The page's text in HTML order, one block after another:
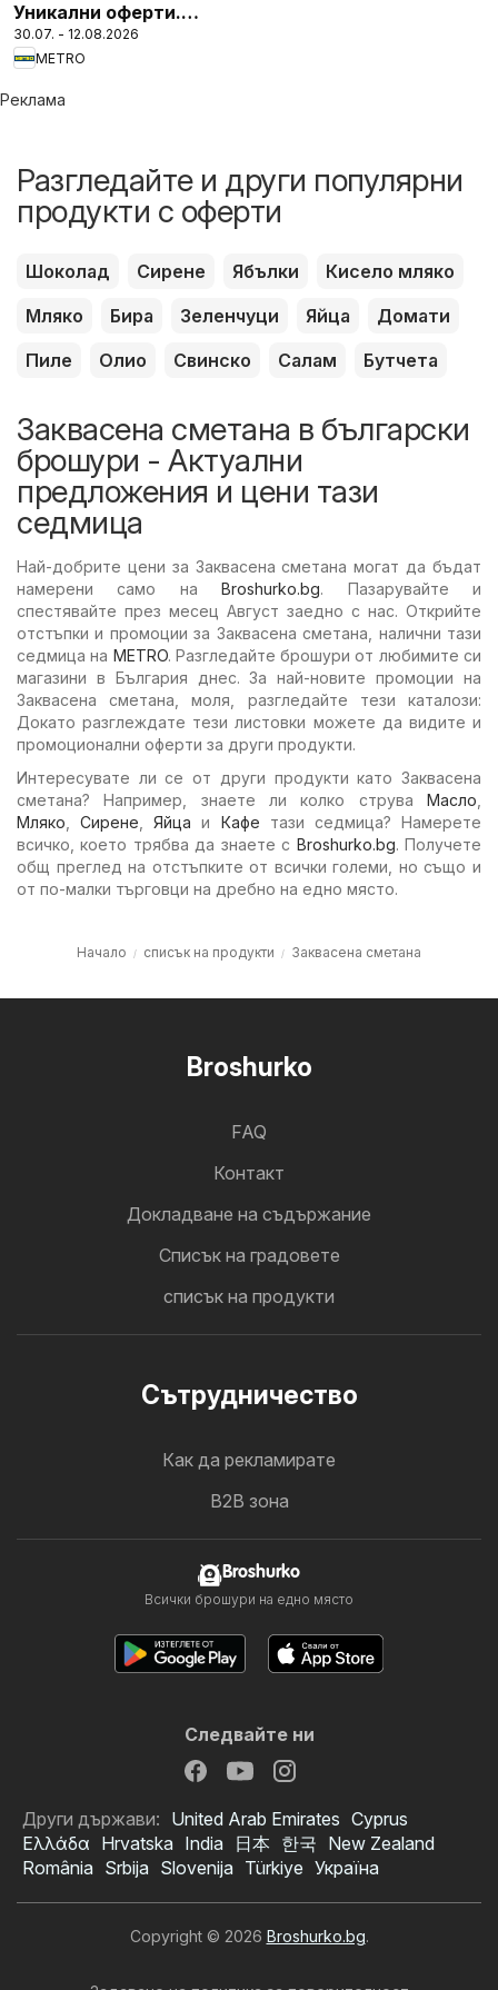
Уникални оферти.
Финални бройки
30.07. - 12.08.2026
METRO
Реклама
Разгледайте и други популярни
продукти с оферти
Шоколад Сирене Ябълки
Кисело мляко
Мляко
Бира Зеленчуци Яйца
Домати
Пиле
Олио Свинско Салам Бутчета
Заквасена сметана в български
брошури - Актуални
предложения и цени тази
седмица
Най-добрите цени за Заквасена сметана могат да бъдат
намерени само наBroshurko.bg. Пазарувайте и
спестявайте през месец Август заедно с нас. Открийте
отстъпки и промоции за Заквасена сметана, налични тази
седмица на METRO. Разгледайте брошури от любимите си
магазини в България днес. За най-новите промоции на
Заквасена сметана, моля, разгледайте тези каталози:
Докато разглеждате тези листовки можете да видите и
промоционални оферти за други продукти.
Интересувате ли се от други продукти като Заквасена
сметана? Например, знаете ли колко струва Масло
Мляко ,Сирене ,Яйца и Кафе тази седмица? Намерете
всичко, което трябва да знаете с Broshurko.bg. Получете
общ преглед на отстъпките от всички големи, но също и
от по-малки търговци на дребно на едно място.
Начало списък на продукти Заквасена сметана
Broshurko
FAQ
Контакт
Докладване на съдържание
Cписък на градовете
списък на продукти
Cътрудничество
Как да рекламирате
B2B зона
Broshurko
Всички брошури на едно място
Следвайте ни
Други държави: United Arab Emirates Cyprus
Ελλάδα Hrvatska India 日本 한국 New Zealand
România Srbija Slovenija Türkiye Україна
Copyright © 2026 Broshurko.bg.